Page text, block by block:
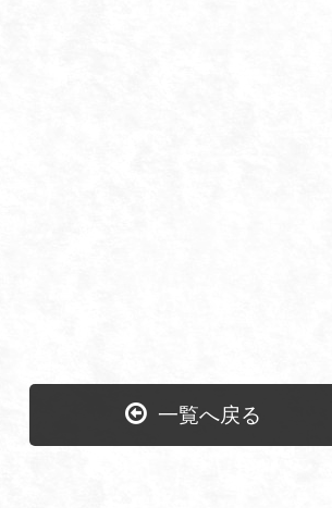
一覧へ戻る